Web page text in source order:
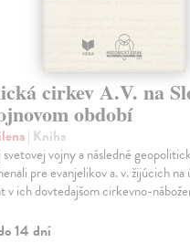
cirkev A.V. na
období
| Kniha
vojny a následné
pre evanjelikov a. v. žijúcich na
v ich dovtedajšom cirkevno-
14 dní